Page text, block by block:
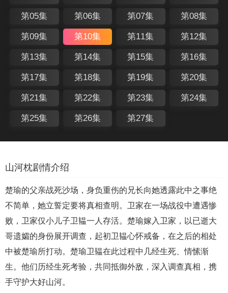
第05集 第06集 第07集 第08集
第09集 第10集 第11集 第12集
第13集 第14集 第15集 第16集
第17集 第18集 第19集 第20集
第21集 第22集 第23集 第24集
第25集 第26集 第27集
山河枕剧情介绍
楚瑜的父亲战死沙场，身负重伤的兄长向她透露此中之事绝
不简单，她立誓定要将真相查明。卫家在一场战役中遭遇惨
败，卫家仅小儿子卫韫一人存活。楚瑜嫁入卫家，以已逝大
哥遗孀的身份展开调查，起初卫韫心怀戒备，在之后的相处
中被楚瑜所打动。楚瑜卫韫在此过程中几经生死、情愫渐
生。他们历经生死考验，共同抵御外敌，深入调查真相，携
手守护大好山河。